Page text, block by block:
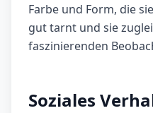
Farbe und Form, die
gut tarnt und sie
faszinierenden
Soziales